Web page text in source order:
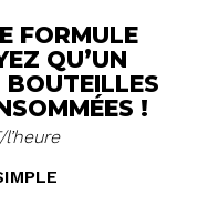
FORMULE
QU’UN
!